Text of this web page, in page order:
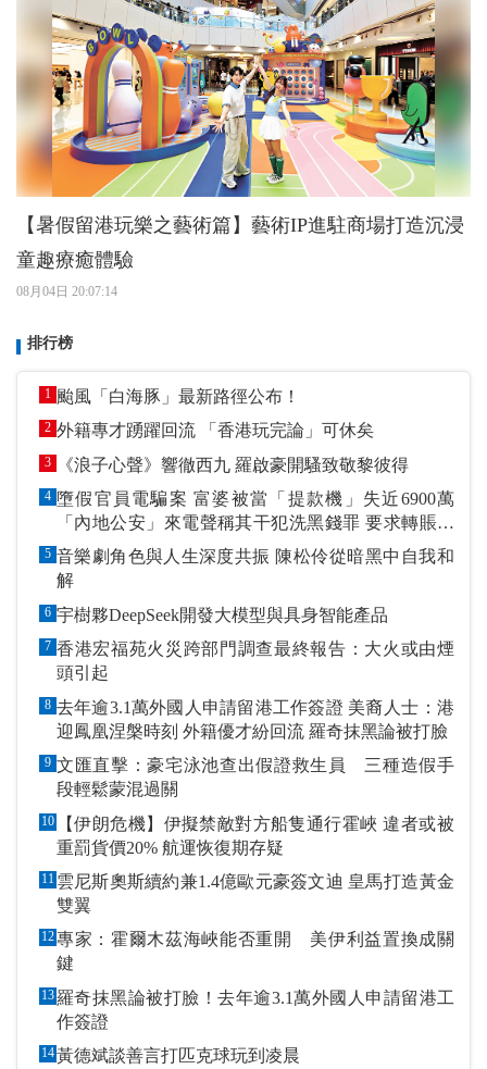
【暑假留港玩樂之藝術篇】藝術IP進駐商場打造沉浸
童趣療癒體驗
08月04日 20:07:14
排行榜
1 颱風「白海豚」最新路徑公布！
2 外籍專才踴躍回流 「香港玩完論」可休矣
3 《浪子心聲》響徹西九 羅啟豪開騷致敬黎彼得
4 墮假官員電騙案 富婆被當「提款機」失近6900萬
「內地公安」來電聲稱其干犯洗黑錢罪 要求轉賬到
指定戶口作「保證金」
5 音樂劇角色與人生深度共振 陳松伶從暗黑中自我和
解
6 宇樹夥DeepSeek開發大模型與具身智能產品
7 香港宏福苑火災跨部門調查最終報告：大火或由煙
頭引起
8 去年逾3.1萬外國人申請留港工作簽證 美裔人士：港
迎鳳凰涅槃時刻 外籍優才紛回流 羅奇抹黑論被打臉
9 文匯直擊：豪宅泳池查出假證救生員 三種造假手
段輕鬆蒙混過關
10
【伊朗危機】伊擬禁敵對方船隻通行霍峽 違者或被
重罰貨價20% 航運恢復期存疑
11 雲尼斯奧斯續約兼1.4億歐元豪簽文迪 皇馬打造黃金
雙翼
12專家：霍爾木茲海峽能否重開 美伊利益置換成關
鍵
13羅奇抹黑論被打臉！去年逾3.1萬外國人申請留港工
作簽證
14黃德斌談善言打匹克球玩到凌晨